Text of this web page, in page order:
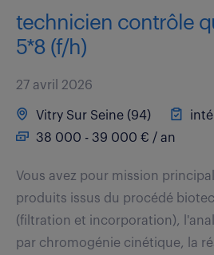
technicien contrôle
5*8 (f/h)
27 avril 2026
Vitry Sur Seine (94)
38 000 - 39 000 € / an
Vous avez pour mission
produits issus du procédé
(filtration et incorporation),
par chromogénie cinétique, la